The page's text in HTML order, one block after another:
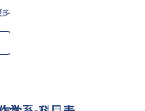
多